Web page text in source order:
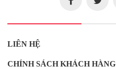
LIÊN HỆ
CHÍNH SÁCH KHÁCH HÀNG